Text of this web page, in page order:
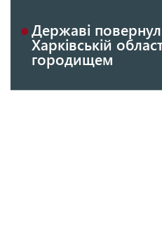
Державі
Харківській
городищем